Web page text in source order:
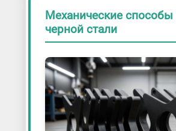
Механические способы
черной стали